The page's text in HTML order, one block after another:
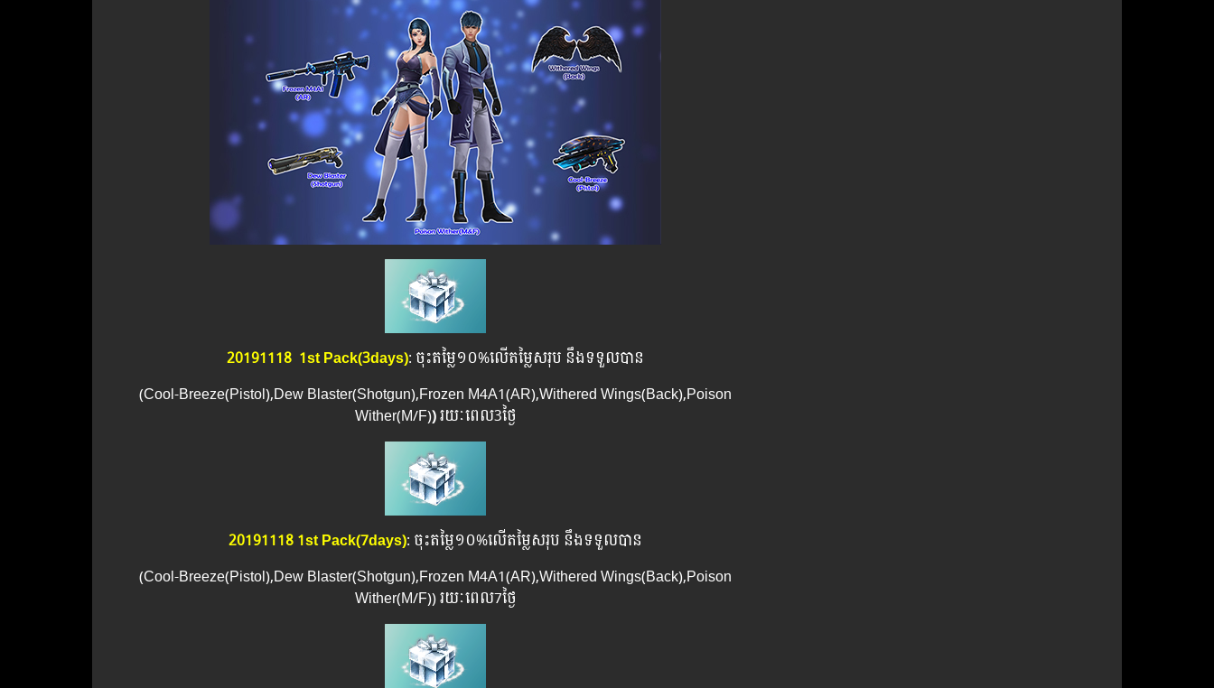
20191118 1st Pack(3days): ចុះតម្លៃ១០%លើតម្លៃសរុប នឹងទទួលបាន
(Cool-Breeze(Pistol),Dew Blaster(Shotgun),Frozen M4A1(AR),Withered Wings(Back),Poison
Wither(M/F))រយៈពេល​3ថ្ងៃ
20191118 1st Pack(7days): ចុះតម្លៃ១០%លើតម្លៃសរុប នឹងទទួលបាន
(Cool-Breeze(Pistol),Dew Blaster(Shotgun),Frozen M4A1(AR),Withered Wings(Back),Poison
Wither(M/F)) រយៈពេល​​7ថ្ងៃ